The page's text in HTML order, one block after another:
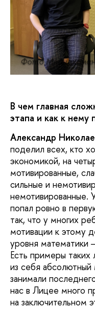
Фото
В чем главная
этапа и как к нему
Александр
поделил всех, кто
экономикой, на
мотивированные,
сильные и
немотивированные.
попал ровно в
так, что у многих
мотивации к этому
уровня математики
Есть примеры
из себя
занимали
нас в Лицее много
на заключительном